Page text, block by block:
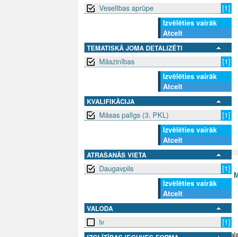
Veselības aprūpe
[1]
Izvēlēties vairāk
Atcelt
TEMATISKĀ JOMA DETALIZĒTI
Māszinības
[1]
Izvēlēties vairāk
Atcelt
KVALIFIKĀCIJA
Māsas palīgs (3. PKL)
[1]
Izvēlēties vairāk
Atcelt
ATRAŠANĀS VIETA
Daugavpils
[1]
Izvēlēties vairāk
Atcelt
VALODA
lv [1]
SEKO MUMS SAZINIES AR
© 2025